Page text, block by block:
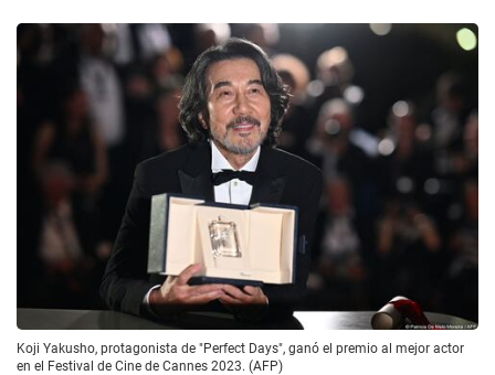
Koji Yakusho, protagonista de "Perfect Days", ganó el premio al mejor actor
en el Festival de Cine de Cannes 2023. (AFP)